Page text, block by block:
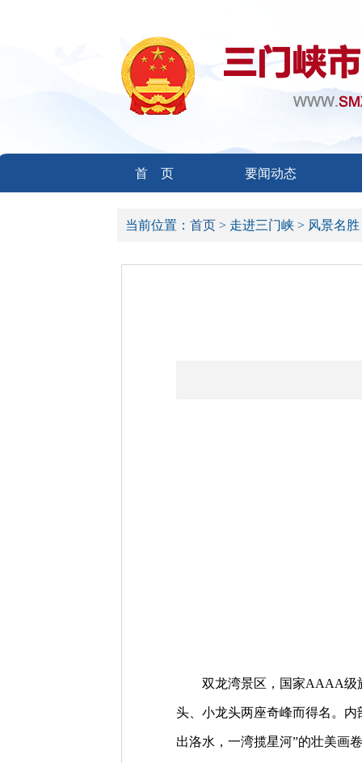
首 页 要闻动态
当前位置： 首页 > 走进三门峡 > 风景名
双龙湾景区，国家AAAA级旅
头、小龙头两座奇峰而得名。
出洛水，一湾揽星河”的壮美画